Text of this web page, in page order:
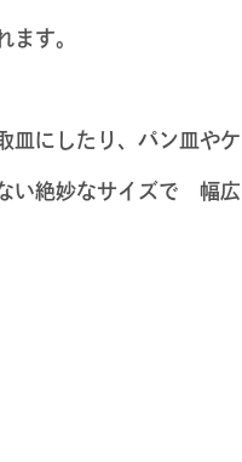
ます。
皿にしたり、パン皿やケ
い絶妙なサイズで 幅広